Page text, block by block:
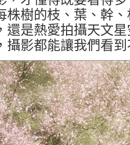
株樹的枝、葉、幹
還是熱愛拍攝天文
攝影都能讓我們看